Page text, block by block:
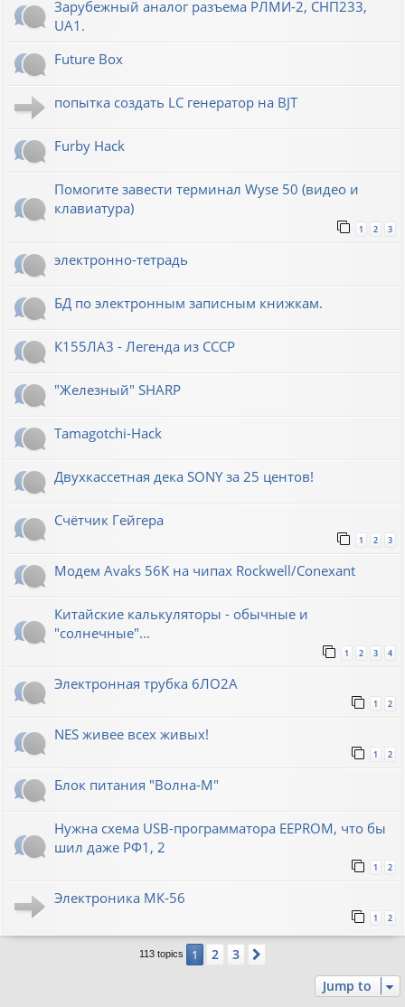
Зарубежный аналог разъема РЛМИ-2, СНП233,
UA1.
Future Box
попытка создать LC генератор на BJT
Furby Hack
Помогите завести терминал Wyse 50 (видео и
клавиатура)
1 2 3
электронно-тетрадь
БД по электронным записным книжкам.
К155ЛА3 - Легенда из СССР
"Железный" SHARP
Tamagotchi-Hack
Двухкассетная дека SONY за 25 центов!
Счётчик Гейгера
1 2 3
Модем Avaks 56K на чипах Rockwell/Conexant
Китайские калькуляторы - обычные и
"солнечные"...
1 2 3 4
Электронная трубка 6ЛО2А
1 2
NES живее всех живых!
1 2
Блок питания "Волна-М"
Нужна схема USB-программатора EEPROM, что бы
шил даже РФ1, 2
1 2
Электроника МК-56
1 2
113 topics 1 2 3
Jump to